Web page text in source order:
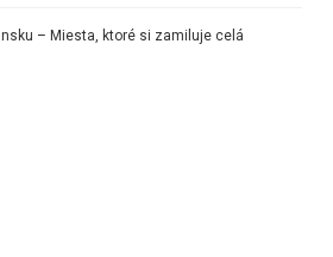
– Miesta, ktoré si zamiluje celá